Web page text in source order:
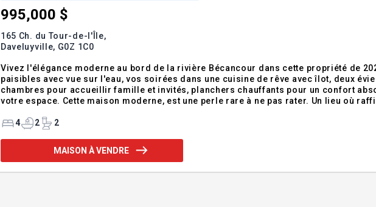
995,000 $
165 Ch. du Tour-de-l'Île,
Daveluyville, G0Z 1C0
Vivez l'élégance moderne au bord de la rivière Bécancour dans cette propriété de
paisibles avec vue sur l'eau, vos soirées dans une cuisine de rêve avec îlot, deux
chambres pour accueillir famille et invités, planchers chauffants pour un confort
votre espace. Cette maison moderne, est une perle rare à ne pas rater. Un lieu où
bordure de la rivière B
4 2 2
MAISON À VENDRE